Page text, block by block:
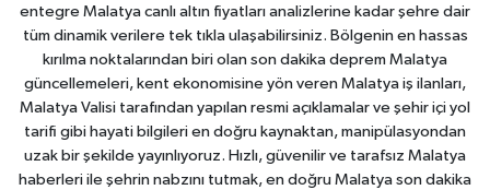
entegre Malatya canlı altın fiyatları analizlerine kadar şehre dair
tüm dinamik verilere tek tıkla ulaşabilirsiniz. Bölgenin en hassas
kırılma noktalarından biri olan son dakika deprem Malatya
güncellemeleri, kent ekonomisine yön veren Malatya iş ilanları,
Malatya Valisi tarafından yapılan resmi açıklamalar ve şehir içi yol
tarifi gibi hayati bilgileri en doğru kaynaktan, manipülasyondan
uzak bir şekilde yayınlıyoruz. Hızlı, güvenilir ve tarafsız Malatya
haberleri ile şehrin nabzını tutmak, en doğru Malatya son dakika